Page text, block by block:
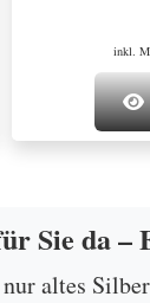
inkl.
Sie da –
altes